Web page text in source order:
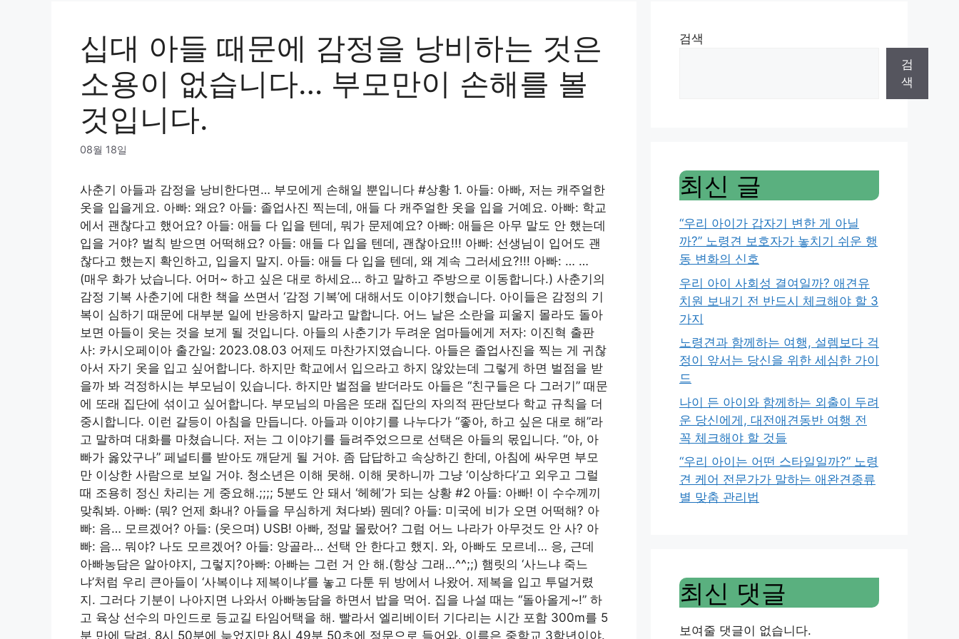
십대 아들 때문에 감정을 낭비하는 것은
소용이 없습니다… 부모만이 손해를 볼
것입니다.
08월 18일
사춘기 아들과 감정을 낭비한다면… 부모에게 손해일 뿐입니다 #상황 1. 아들: 아빠, 저는 캐주얼한
옷을 입을게요. 아빠: 왜요? 아들: 졸업사진 찍는데, 애들 다 캐주얼한 옷을 입을 거예요. 아빠: 학교
에서 괜찮다고 했어요? 아들: 애들 다 입을 텐데, 뭐가 문제예요? 아빠: 애들은 아무 말도 안 했는데
입을 거야? 벌칙 받으면 어떡해요? 아들: 애들 다 입을 텐데, 괜찮아요!!! 아빠: 선생님이 입어도 괜
찮다고 했는지 확인하고, 입을지 말지. 아들: 애들 다 입을 텐데, 왜 계속 그러세요?!!! 아빠: … …
(매우 화가 났습니다. 어머~ 하고 싶은 대로 하세요… 하고 말하고 주방으로 이동합니다.) 사춘기의
감정 기복 사춘기에 대한 책을 쓰면서 ‘감정 기복’에 대해서도 이야기했습니다. 아이들은 감정의 기
복이 심하기 때문에 대부분 일에 반응하지 말라고 말합니다. 어느 날은 소란을 피울지 몰라도 돌아
보면 아들이 웃는 것을 보게 될 것입니다. 아들의 사춘기가 두려운 엄마들에게 저자: 이진혁 출판
사: 카시오페이아 출간일: 2023.08.03 어제도 마찬가지였습니다. 아들은 졸업사진을 찍는 게 귀찮
아서 자기 옷을 입고 싶어합니다. 하지만 학교에서 입으라고 하지 않았는데 그렇게 하면 벌점을 받
을까 봐 걱정하시는 부모님이 있습니다. 하지만 벌점을 받더라도 아들은 “친구들은 다 그러기” 때문
에 또래 집단에 섞이고 싶어합니다. 부모님의 마음은 또래 집단의 자의적 판단보다 학교 규칙을 더
중시합니다. 이런 갈등이 아침을 만듭니다. 아들과 이야기를 나누다가 “좋아, 하고 싶은 대로 해”라
고 말하며 대화를 마쳤습니다. 저는 그 이야기를 들려주었으므로 선택은 아들의 몫입니다. “아, 아
빠가 옳았구나” 페널티를 받아도 깨닫게 될 거야. 좀 답답하고 속상하긴 한데, 아침에 싸우면 부모
만 이상한 사람으로 보일 거야. 청소년은 이해 못해. 이해 못하니까 그냥 ‘이상하다’고 외우고 그럴
때 조용히 정신 차리는 게 중요해.;;;; 5분도 안 돼서 ‘헤헤’가 되는 상황 #2 아들: 아빠! 이 수수께끼
맞춰봐. 아빠: (뭐? 언제 화내? 아들을 무심하게 쳐다봐) 뭔데? 아들: 미국에 비가 오면 어떡해? 아
빠: 음… 모르겠어? 아들: (웃으며) USB! 아빠, 정말 몰랐어? 그럼 어느 나라가 아무것도 안 사? 아
빠: 음… 뭐야? 나도 모르겠어? 아들: 앙골라… 선택 안 한다고 했지. 와, 아빠도 모르네… 응, 근데
아빠농담은 알아야지, 그렇지?아빠: 아빠는 그런 거 안 해.(항상 그래…^^;;) 햄릿의 ‘사느냐 죽느
냐’처럼 우리 큰아들이 ‘사복이냐 제복이냐’를 놓고 다툰 뒤 방에서 나왔어. 제복을 입고 투덜거렸
지. 그러다 기분이 나아지면 나와서 아빠농담을 하면서 밥을 먹어. 집을 나설 때는 “돌아올게~!” 하
고 육상 선수의 마인드로 등교길 타임어택을 해. 빨라서 엘리베이터 기다리는 시간 포함 300m를 5
분 만에 달려. 8시 50분에 늦었지만 8시 49분 50초에 정문으로 들어와. 이름은 중학교 3학년이야.
검색
검
색
최신 글
“우리 아이가 갑자기 변한 게 아닐
까?” 노령견 보호자가 놓치기 쉬운 행
동 변화의 신호
우리 아이 사회성 결여일까? 애견유
치원 보내기 전 반드시 체크해야 할 3
가지
노령견과 함께하는 여행, 설렘보다 걱
정이 앞서는 당신을 위한 세심한 가이
드
나이 든 아이와 함께하는 외출이 두려
운 당신에게, 대전애견동반 여행 전
꼭 체크해야 할 것들
“우리 아이는 어떤 스타일일까?” 노령
견 케어 전문가가 말하는 애완견종류
별 맞춤 관리법
최신 댓글
보여줄 댓글이 없습니다.